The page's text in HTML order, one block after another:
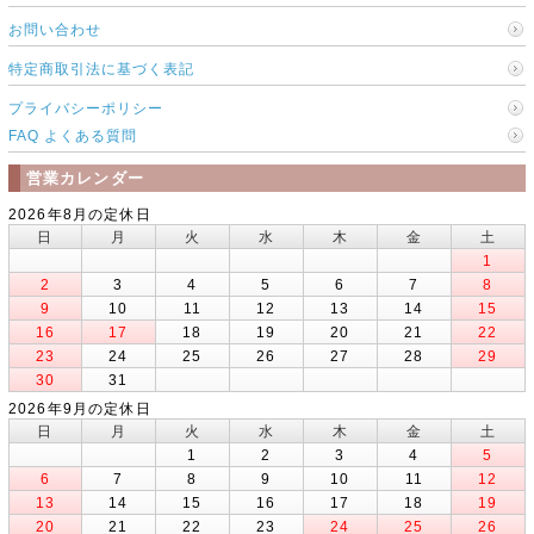
お問い合わせ
特定商取引法に基づく表記
プライバシーポリシー
FAQ よくある質問
営業カレンダー
2026年8月の定休日
日
月 火 水 木 金
土
1
2
3 4 5 6 7
8
9
10 11 12 13 14
15
16
17 18 19 20 21
22
23
24 25 26 27 28
29
30
31
2026年9月の定休日
日
月 火 水 木 金
土
1
2 3 4
5
6
7 8 9 10 11
12
13
14 15 16 17 18
19
20
21 22 23 24 25 26